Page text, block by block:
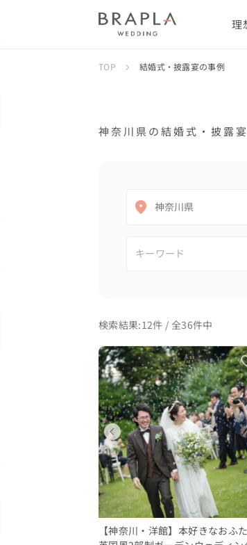
理
TOP 結婚式・披露宴の事例
神奈川県の結婚式・披露
神奈川県
検索結果:12件 / 全36件中
ウェディング
神奈川県
350 〜 400 万円
【神奈川・洋館】本好きなおふ
ウェディング
神奈川県
100 〜 150 万円
ウェディング
神奈川県
300 〜 350 万円